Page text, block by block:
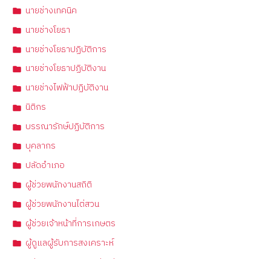
นายช่างเทคนิค
นายช่างโยธา
นายช่างโยธาปฏิบัติการ
นายช่างโยธาปฏิบัติงาน
นายช่างไฟฟ้าปฏิบัติงาน
นิติกร
บรรณารักษ์ปฏิบัติการ
บุคลากร
ปลัดอำเภอ
ผู้ช่วยพนักงานสถิติ
ผู้ช่วยพนักงานไต่สวน
ผู้ช่วยเจ้าหน้าที่การเกษตร
ผู้ดูแลผู้รับการสงเคราะห์